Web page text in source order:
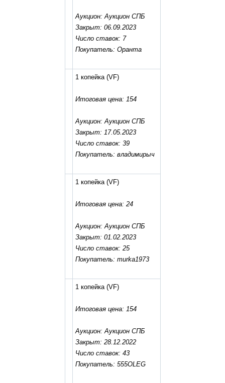
Аукцион: Аукцион СПБ
Закрыт: 06.09.2023
Число ставок: 7
Покупатель: Оранта
1 копейка (VF)
Итоговая цена: 154
Аукцион: Аукцион СПБ
Закрыт: 17.05.2023
Число ставок: 39
Покупатель: владимирыч
1 копейка (VF)
Итоговая цена: 24
Аукцион: Аукцион СПБ
Закрыт: 01.02.2023
Число ставок: 25
Покупатель: murka1973
1 копейка (VF)
Итоговая цена: 154
Аукцион: Аукцион СПБ
Закрыт: 28.12.2022
Число ставок: 43
Покупатель: 555OLEG